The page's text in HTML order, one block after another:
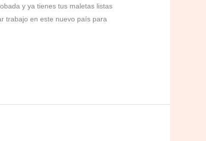
y ya tienes tus maletas listas
trabajo en este nuevo país para